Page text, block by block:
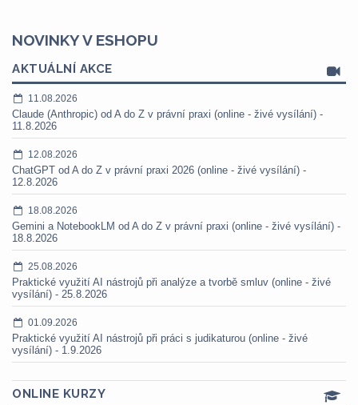
NOVINKY V ESHOPU
AKTUÁLNÍ AKCE
11.08.2026
Claude (Anthropic) od A do Z v právní praxi (online - živé vysílání) -
11.8.2026
12.08.2026
ChatGPT od A do Z v právní praxi 2026 (online - živé vysílání) -
12.8.2026
18.08.2026
Gemini a NotebookLM od A do Z v právní praxi (online - živé vysílání) -
18.8.2026
25.08.2026
Praktické využití AI nástrojů při analýze a tvorbě smluv (online - živé
vysílání) - 25.8.2026
01.09.2026
Praktické využití AI nástrojů při práci s judikaturou (online - živé
vysílání) - 1.9.2026
ONLINE KURZY